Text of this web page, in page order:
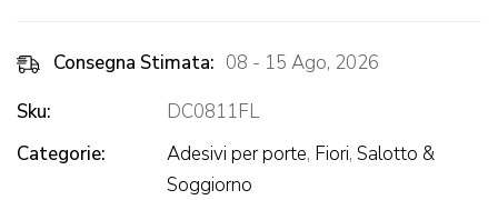
Consegna Stimata: 08 - 15 Ago, 2026
Sku:
DC0811FL
Categorie:
Adesivi per porte, Fiori, Salotto &
Soggiorno